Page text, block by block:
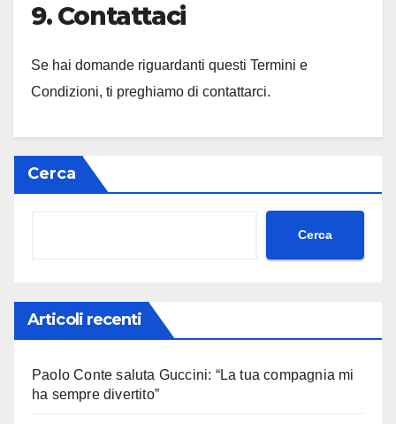
9. Contattaci
Se hai domande riguardanti questi Termini e
Condizioni, ti preghiamo di contattarci.
Cerca
Cerca
Articoli recenti
Paolo Conte saluta Guccini: “La tua compagnia mi
ha sempre divertito”